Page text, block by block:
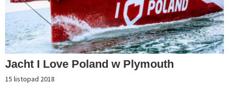
Jacht I Love Poland w Plymouth
15 listopad 2018